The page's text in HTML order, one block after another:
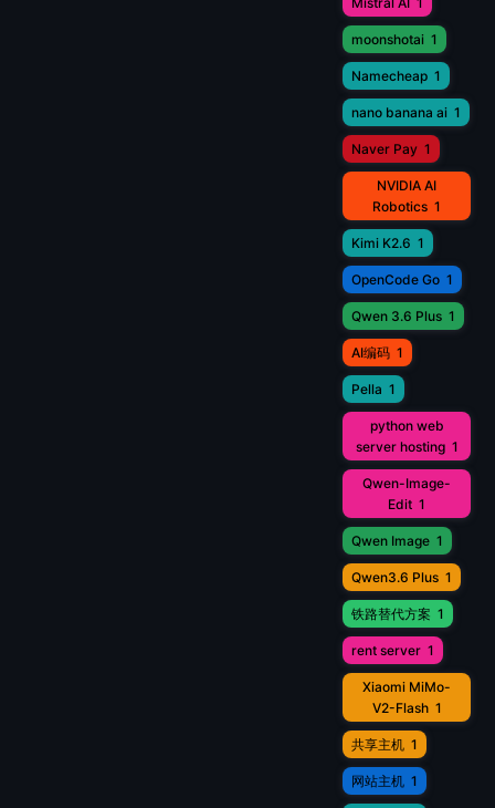
moonshotai 1
Namecheap 1
nano banana ai 1
Naver Pay 1
NVIDIA AI
Robotics 1
Kimi K2.6 1
OpenCode Go 1
Qwen 3.6 Plus 1
AI编码 1
Pella 1
python web
server hosting 1
Qwen-Image-
Edit 1
Qwen Image 1
Qwen3.6 Plus 1
铁路替代方案 1
rent server 1
Xiaomi MiMo-
V2-Flash 1
共享主机 1
网站主机 1